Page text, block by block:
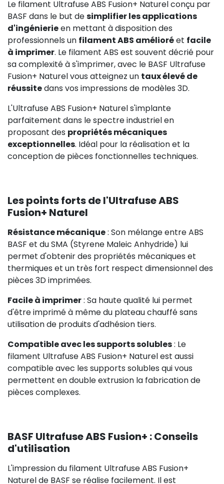
Le filament Ultrafuse ABS Fusion+ Naturel conçu par
BASF dans le but desimplifier les applications
d'ingénierieen mettant à disposition des
professionnels un filament ABS amélioréet facile
à imprimer. Le filament ABS est souvent décrié pour
sa complexité à s'imprimer, avec le BASF Ultrafuse
Fusion+ Naturel vous atteignez un taux élevé de
réussitedans vos impressions de modèles 3D.
L'Ultrafuse ABS Fusion+ Naturel s'implante
parfaitement dans le spectre industriel en
proposant des propriétés mécaniques
exceptionnelles. Idéal pour la réalisation et la
conception de pièces fonctionnelles techniques.
Les points forts de l'Ultrafuse ABS
Fusion+ Naturel
Résistance mécanique: Son mélange entre ABS
BASF et du SMA (Styrene Maleic Anhydride) lui
permet d'obtenir des propriétés mécaniques et
thermiques et un très fort respect dimensionnel des
pièces 3D imprimées.
Facile à imprimer: Sa haute qualité lui permet
d'être imprimé à même du plateau chauffé sans
utilisation de produits d'adhésion tiers.
Compatible avec les supports solubles: Le
filament Ultrafuse ABS Fusion+ Naturel est aussi
compatible avec les supports solubles qui vous
permettent en double extrusion la fabrication de
pièces complexes.
BASF Ultrafuse ABS Fusion+ : Conseils
d'utilisation
L'impression du filament Ultrafuse ABS Fusion+
Naturel de BASF se réalise facilement. Il est